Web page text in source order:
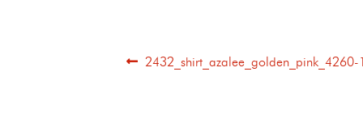
2432_shirt_azalee_golden_pink_4260-